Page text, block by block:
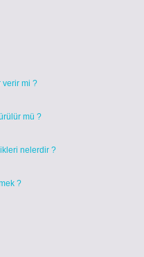
verir mi ?
mü ?
nelerdir ?
?